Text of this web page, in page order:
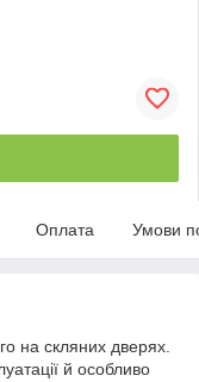
Оплата Умови
на скляних дверях.
й особливо